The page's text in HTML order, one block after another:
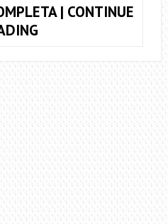
| CONTINUE
TOQUE
RAZÕES
E
EMOÇÕES,
NX
ZERO
(SIMPLIFICADA)
+
CIFRA
COMPLETA